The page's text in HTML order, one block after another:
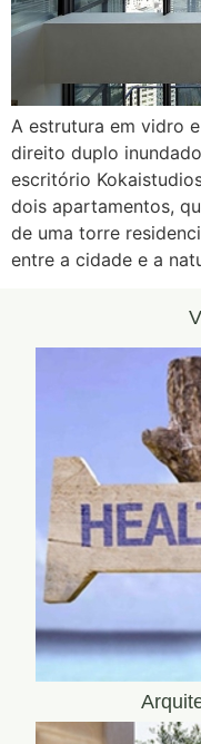
A estrutura em vidro
direito duplo
escritório
dois apartamentos,
de uma torre
entre a cidade e a